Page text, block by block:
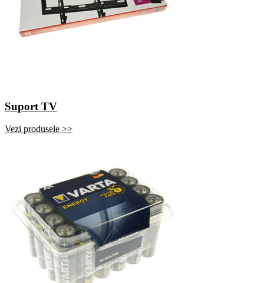
Suport TV
Vezi produsele >>